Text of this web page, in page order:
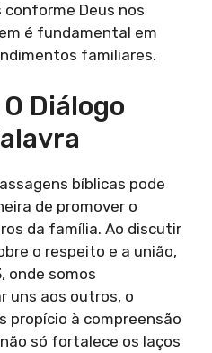
Deus nos
é fundamental em
familiares.
Diálogo
bíblicas pode
de promover o
da família. Ao discutir
o respeito e a união,
onde somos
uns aos outros, o
propício à compreensão
só fortalece os laços